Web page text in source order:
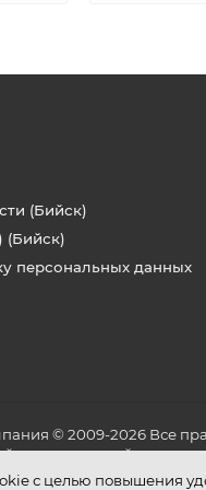
с целью повышения
(Бийск)
(Бийск)
персональных данных
© 2009-2026 Все
определяемой